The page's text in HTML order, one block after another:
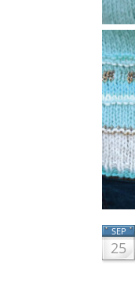
SEP
25